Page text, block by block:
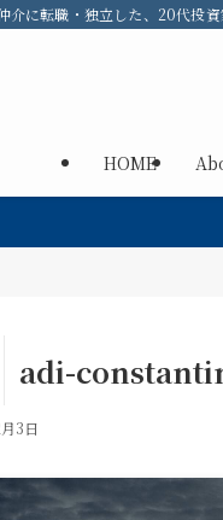
介に転職・独立した、20代投
HOME
adi-
3日